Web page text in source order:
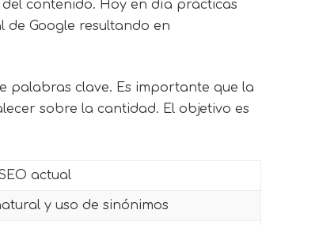
contenido. Hoy en día prácticas
Google resultando en
palabras clave. Es importante que la
sobre la cantidad. El objetivo es
actual
y uso de sinónimos